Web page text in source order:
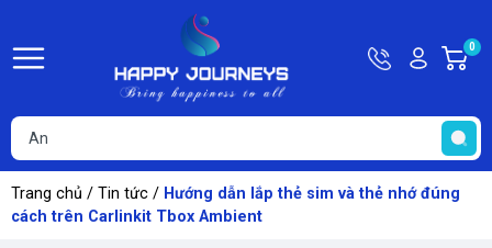
HotlineTài
khoản
Khách
0
Trang chủ / Tin tức / Hướng dẫn lắp thẻ sim và thẻ nhớ đúng
cách trên Carlinkit Tbox Ambient